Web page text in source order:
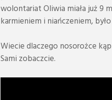
wolontariat Oliwia miała już 9
karmieniem i niańczeniem,
Wiecie dlaczego nosorożce
Sami zobaczcie.